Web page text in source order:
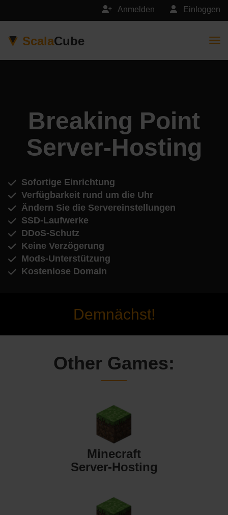
Einloggen
Anmelden
ScalaCube
Breaking Point
Server-Hosting
Sofortige Einrichtung
Verfügbarkeit rund um die Uhr
Ändern Sie die Servereinstellungen
SSD-Laufwerke
DDoS-Schutz
Keine Verzögerung
Mods-Unterstützung
Kostenlose Domain
Demnächst!
Other Games:
Minecraft
Server-Hosting